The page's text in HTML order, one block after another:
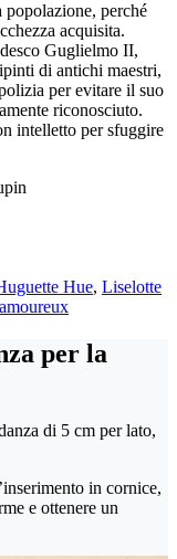
popolazione, perché
acquisita.
Guglielmo II,
di antichi maestri,
per evitare il suo
riconosciuto.
intelletto per sfuggire
Hue, Liselotte
per la
di 5 cm per lato,
in cornice,
e ottenere un